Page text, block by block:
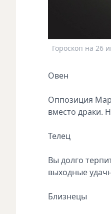
Гороскоп на 26
Овен
Оппозиция
вместо драки.
Телец
Вы долго
выходные
Близнецы